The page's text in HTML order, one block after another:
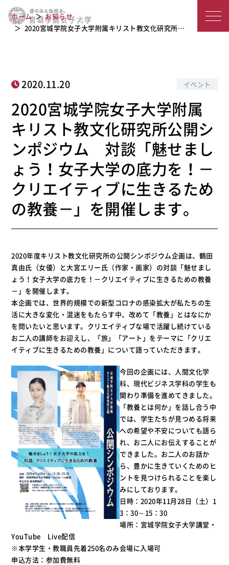
城
子
大
学
「魅せましょう！女子大学の底力を！
－クリエイティブに生きるための教養
ホーム
お知らせ
2020宮城学院女子大学附属キリスト教文化研究所…
2020.11.20 イベント
2020宮城学院女子大学附属
キリスト教文化研究所公開シ
ンポジウム 対談「魅せまし
ょう！女子大学の底力を！－
クリエイティブに生きるため
の教養－」を開催します。
2020年度キリスト教文化研究所の公開シンポジウム企画は、鶴田
真由氏（女優）と大宮エリー氏（作家・画家）の対談「魅せまし
ょう！女子大学の底力を！－クリエイティブに生きるための教養
－」を開催します。
本企画では、世界的規模での新型コロナの感染拡大が私たちの生
活に大きな変化・混迷をもたらす中、改めて「教養」とはなにか
を問いたいと思います。クリエイティブな場で活躍し続けている
お二人の講師をお迎えし、「旅」「アート」をテーマに「クリエ
イティブに生きるための教養」について語っていただきます。
今回の企画には、人間文化学
科、現代ビジネス学科の学生も
関わり準備を進めてきました。
「教養とは何か」を話し合う中
では、学生たちが見つめる将来
への希望や不安についても語ら
れ、お二人にお伝えすることが
できました。お二人のお話か
ら、豊かに生きていくためのヒ
ントを見つけられることを楽し
みにしております。
日時：2020年11月28日（土）1
3：30～15：30
場所：宮城学院女子大学講堂・
YouTube Live配信
※本学学生・教職員先着250名のみ会場に入場可
申込方法：参加費無料